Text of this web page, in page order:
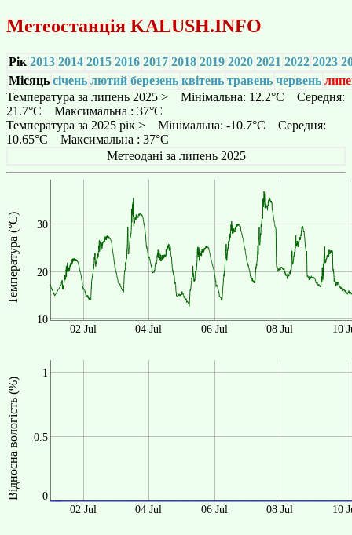
Метеостанція KALUSH.INFO
Рік 2013 2014 2015 2016 2017 2018 2019 2020 2021 2022 2023
Місяць січень лютий березень квітень травень червень
Температура за липень 2025 > Мінімальна: 12.2°C Середня:
21.7°C Максимальна : 37°C
Температура за 2025 рік > Мінімальна: -10.7°C Середня:
10.65°C Максимальна : 37°C
Метеодані за липень 2025
Температура (°C)
10
20
30
02 Jul 04 Jul 06 Jul 08 Jul 10
Відносна вологість (%) 0
0.5
1
02 Jul 04 Jul 06 Jul 08 Jul 10